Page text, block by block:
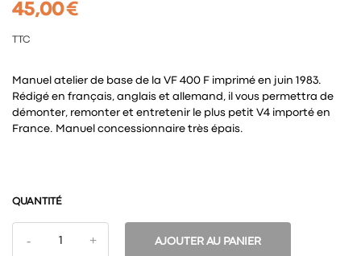
45,00 €
TTC
Manuel atelier de base de la VF 400 F imprimé en juin 1983.
Rédigé en français, anglais et allemand, il vous permettra de
démonter, remonter et entretenir le plus petit V4 importé en
France. Manuel concessionnaire très épais.
QUANTITÉ
AJOUTER AU PANIER